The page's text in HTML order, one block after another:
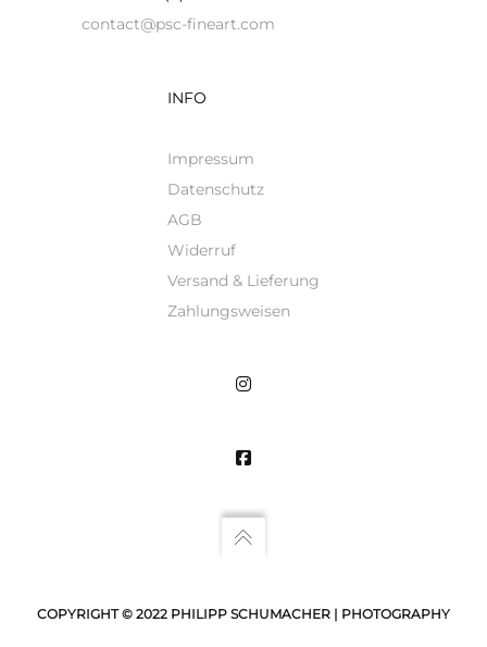
contact@psc-fineart.com
INFO
Impressum
Datenschutz
AGB
Widerruf
Versand & Lieferung
Zahlungsweisen
COPYRIGHT © 2022 PHILIPP SCHUMACHER | PHOTOGRAPHY